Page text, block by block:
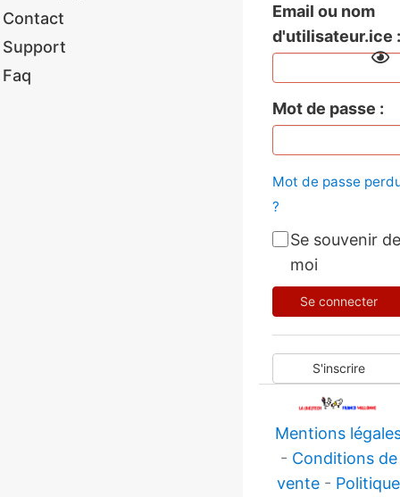
Contact
Support
Faq
Email ou nom
d'utilisateur.ice
Mot de passe
Mot de passe
?
Se souvenir de
moi
Se connecter
S'inscrire
Mentions
- Conditions de
vente - Politique